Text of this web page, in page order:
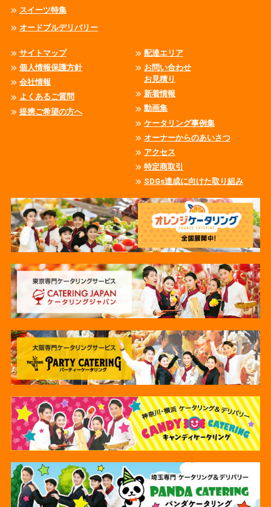
スイーツ特集
オードブルデリバリー
サイトマップ
個人情報保護方針
会社情報
よくあるご質問
提携ご希望の方へ
配達エリア
お問い合わせ
お見積り
新着情報
動画集
ケータリング事例集
オーナーからのあいさつ
アクセス
特定商取引
SDGs達成に向けた取り組み